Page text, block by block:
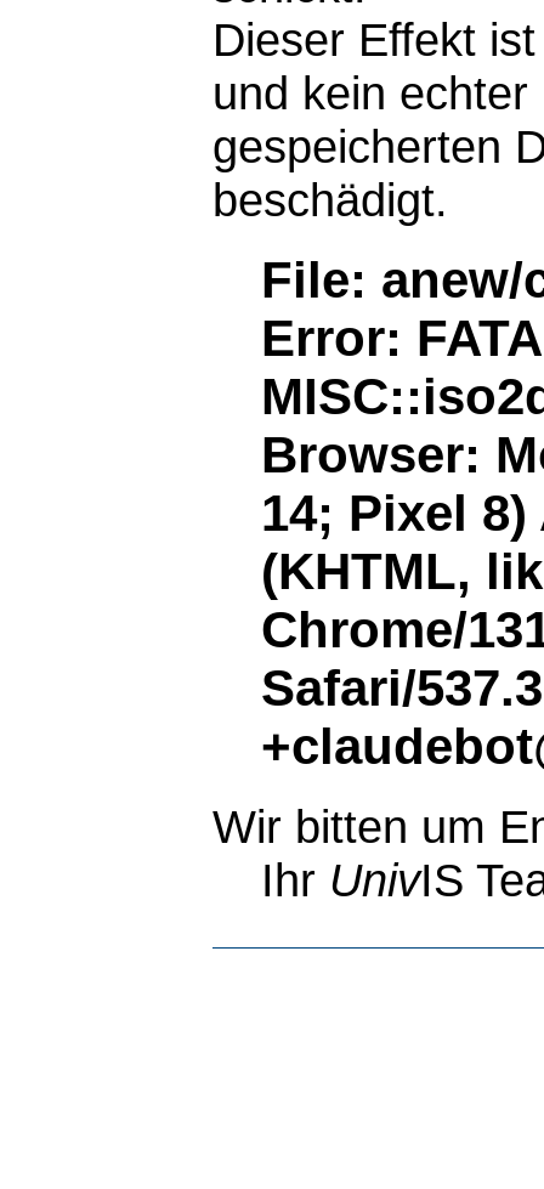
Dieser Effekt
und kein
gespeicherten
beschädigt.
File: anew/
Error:
Browser:
14; Pixel
(KHTML,
Chrome/
Safari/
Wir bitten um
Ihr UnivIS